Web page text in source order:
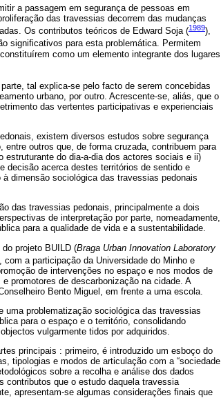
a passagem em segurança de pessoas em
das travessias decorrem das mudanças
Os contributos teóricos de Edward Soja (1989),
significativos para esta problemática. Permitem
como um elemento integrante dos lugares
tal explica-se pelo facto de serem concebidas
urbano, por outro. Acrescente-se, aliás, que o
das vertentes participativas e experienciais
existem diversos estudos sobre segurança
outros que, de forma cruzada, contribuem para
do dia-a-dia dos actores sociais e ii)
decisão acerca destes territórios de sentido e
dimensão sociológica das travessias pedonais
das travessias pedonais, principalmente a dois
de interpretação por parte, nomeadamente,
para a qualidade de vida e a sustentabilidade.
projeto BUILD (Braga Urban Innovation Laboratory
a participação da Universidade do Minho e
de intervenções no espaço e nos modos de
promotores de descarbonização na cidade. A
Bento Miguel, em frente a uma escola.
uma problematização sociológica das travessias
para o espaço e o território, consolidando
vulgarmente tidos por adquiridos.
principais : primeiro, é introduzido um esboço do
tipologias e modos de articulação com a “sociedade
sobre a recolha e análise dos dados
contributos que o estudo daquela travessia
apresentam-se algumas considerações finais que